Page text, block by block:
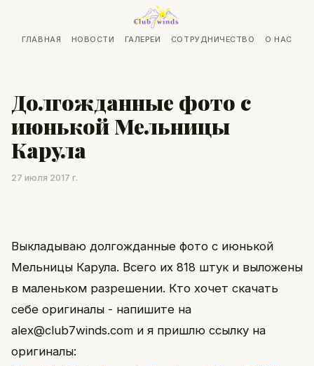
ГЛАВНАЯ НОВОСТИ ГАЛЕРЕИ СОТРУДНИЧЕСТВО О НАС
Долгожданные фото с
июнькой Мельницы
Карула
27 июля 2017 г.
Выкладываю долгожданные фото с июнькой
Мельницы Карула. Всего их 818 штук и выложены
в маленьком разрешении. Кто хочет скачать
себе оригиналы - напишите на
alex@club7winds.com и я пришлю ссылку на
оригиналы: